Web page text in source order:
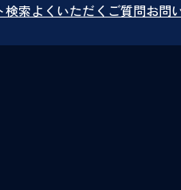
検索よくいただくご質問お問